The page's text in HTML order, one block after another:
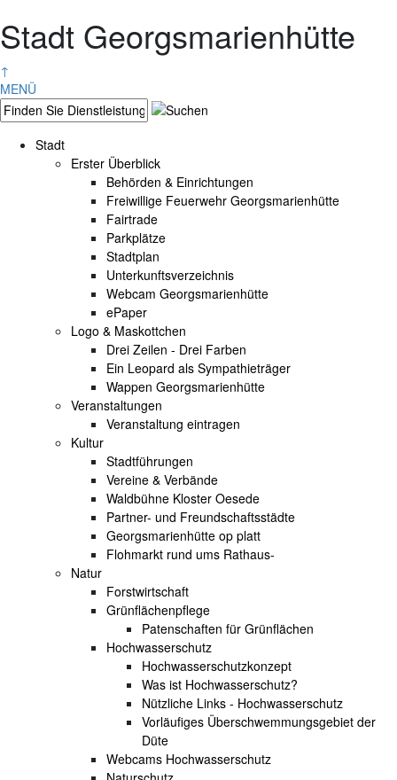
Stadt Georgsmarienhütte
↑
MENÜ
Stadt
Erster Überblick
Behörden & Einrichtungen
Freiwillige Feuerwehr Georgsmarienhütte
Fairtrade
Parkplätze
Stadtplan
Unterkunftsverzeichnis
Webcam Georgsmarienhütte
ePaper
Logo & Maskottchen
Drei Zeilen - Drei Farben
Ein Leopard als Sympathieträger
Wappen Georgsmarienhütte
Veranstaltungen
Veranstaltung eintragen
Kultur
Stadtführungen
Vereine & Verbände
Waldbühne Kloster Oesede
Partner- und Freundschaftsstädte
Georgsmarienhütte op platt
Flohmarkt rund ums Rathaus-
Natur
Forstwirtschaft
Grünflächenpflege
Patenschaften für Grünflächen
Hochwasserschutz
Hochwasserschutzkonzept
Was ist Hochwasserschutz?
Nützliche Links - Hochwasserschutz
Vorläufiges Überschwemmungsgebiet der
Düte
Webcams Hochwasserschutz